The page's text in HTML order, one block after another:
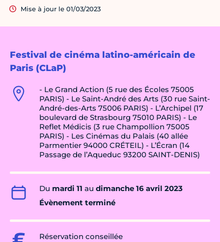
Festival de cinéma latino-américain de
Paris (CLaP)
- Le Grand Action (5 rue des Écoles 75005
PARIS) - Le Saint-André des Arts (30 rue Saint-
André-des-Arts 75006 PARIS) - L’Archipel (17
boulevard de Strasbourg 75010 PARIS) - Le
Reflet Médicis (3 rue Champollion 75005
PARIS) - Les Cinémas du Palais (40 allée
Parmentier 94000 CRÉTEIL) - L’Écran (14
Passage de l’Aqueduc 93200 SAINT-DENIS)
Du mardi 11 au dimanche 16 avril 2023
Évènement terminé
Réservation conseillée
Mise à jour le 01/03/2023